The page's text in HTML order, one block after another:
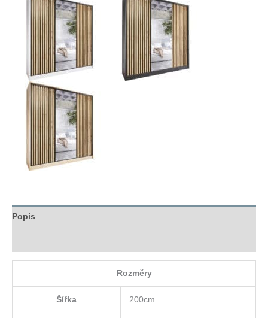
Popis
Rozměry
Šířka 200cm